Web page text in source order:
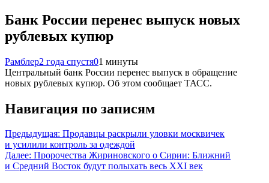
Банк России перенес выпуск новых
рублевых купюр
Рамблер2 года спустя01 минуты
Центральный банк России перенес выпуск в обращение
новых рублевых купюр. Об этом сообщает ТАСС.
Навигация по записям
Предыдущая: Продавцы раскрыли уловки москвичек
и усилили контроль за одеждой
Далее: Пророчества Жириновского о Сирии: Ближний
и Средний Восток будут полыхать весь XXI век